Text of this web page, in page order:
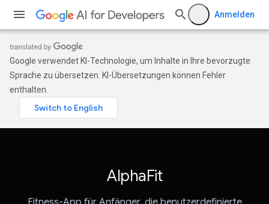
Anmelden
Google verwendet KI-Technologie, um Inhalte in Ihre bevorzugte
Sprache zu übersetzen. KI-Übersetzungen können Fehler
enthalten.
AlphaFit